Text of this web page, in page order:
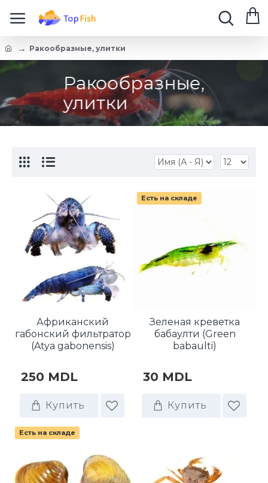
Ракообразные, улитки
Ракообразные,
улитки
Африканский
габонский фильтратор
(Atya gabonensis)
250 MDL
Купить
Есть на складе
Зеленая креветка
бабаулти (Green
babaulti)
30 MDL
Купить
Есть на складе